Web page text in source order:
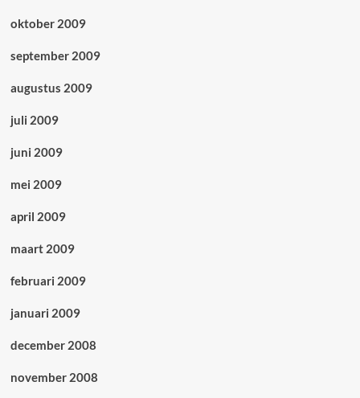
oktober 2009
september 2009
augustus 2009
juli 2009
juni 2009
mei 2009
april 2009
maart 2009
februari 2009
januari 2009
december 2008
november 2008